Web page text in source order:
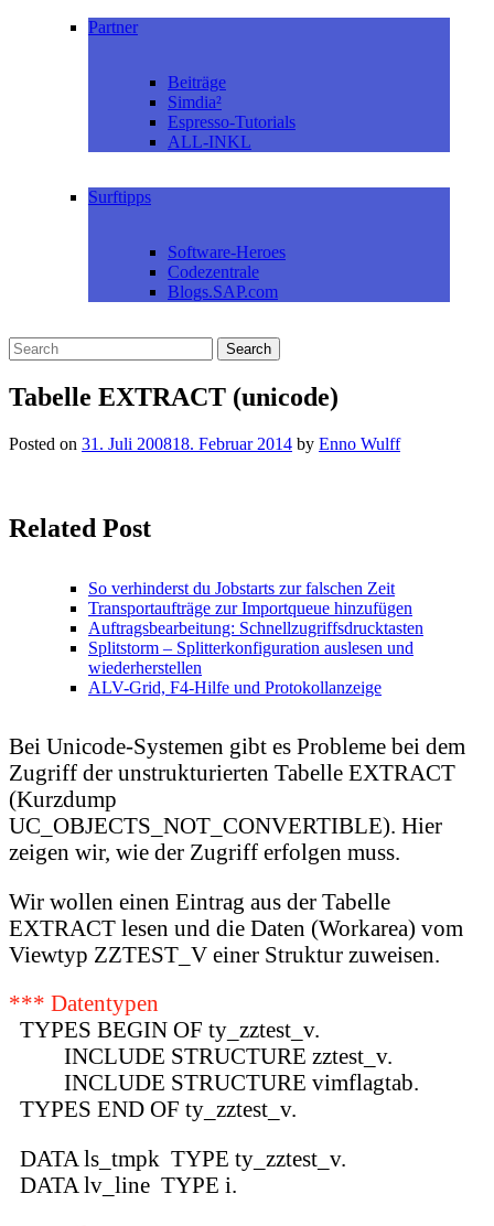
Partner
Beiträge
Simdia²
Espresso-Tutorials
ALL-INKL
Surftipps
Software-Heroes
Codezentrale
Blogs.SAP.com
Tabelle EXTRACT (unicode)
Posted on 31. Juli 200818. Februar 2014 by Enno Wulff
Related Post
So verhinderst du Jobstarts zur falschen Zeit
Transportaufträge zur Importqueue hinzufügen
Auftragsbearbeitung: Schnellzugriffsdrucktasten
Splitstorm – Splitterkonfiguration auslesen und
wiederherstellen
ALV-Grid, F4-Hilfe und Protokollanzeige
Bei Unicode-Systemen gibt es Probleme bei dem
Zugriff der unstrukturierten Tabelle EXTRACT
(Kurzdump
UC_OBJECTS_NOT_CONVERTIBLE). Hier
zeigen wir, wie der Zugriff erfolgen muss.
Wir wollen einen Eintrag aus der Tabelle
EXTRACT lesen und die Daten (Workarea) vom
Viewtyp ZZTEST_V einer Struktur zuweisen.
*** Datentypen
TYPES BEGIN OF ty_zztest_v.
INCLUDE STRUCTURE zztest_v.
INCLUDE STRUCTURE vimflagtab.
TYPES END OF ty_zztest_v.
DATA ls_tmpk TYPE ty_zztest_v.
DATA lv_line TYPE i.